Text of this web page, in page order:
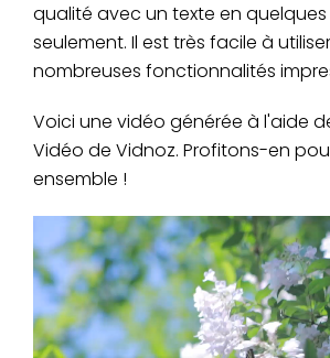
qualité avec un texte en
seulement. Il est très facile à
nombreuses fonctionnalités
Voici une vidéo générée à l'aide
Vidéo de Vidnoz. Profitons-en
ensemble !